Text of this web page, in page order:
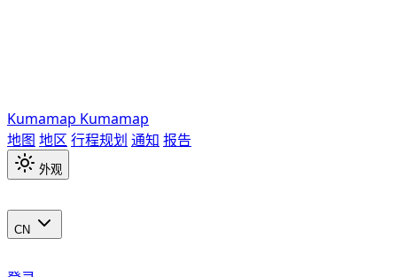
Kumamap Kumamap
地图 地区 行程规划 通知 报告
外观
CN